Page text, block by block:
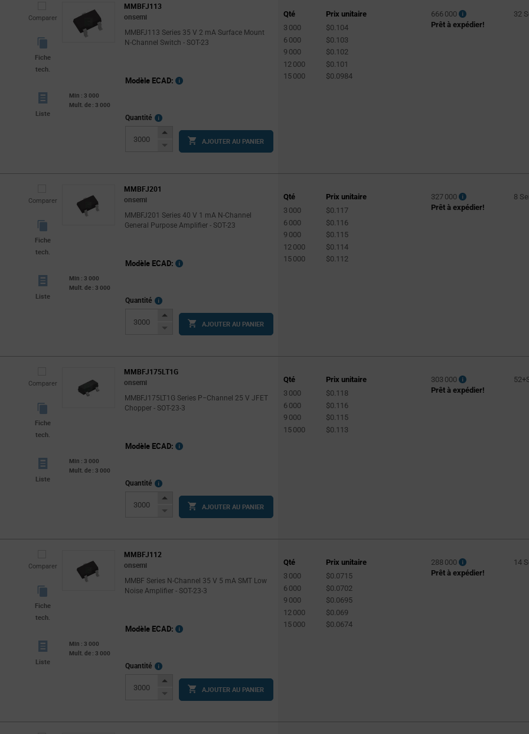
Comparer
Fiche
tech.
MMBFJ113
onsemi
MMBFJ113 Series 35 V 2 mA Surface Mount
N-Channel Switch - SOT-23
Liste
Min : 3 000
Mult. de : 3 000
Modèle ECAD:
Quantité
More
InfoIncrease
Button
Decrease
AJOUTER AU PANIER
Qté
Prix unitaire
3 000
$0.104
6 000
$0.103
9 000
$0.102
12 000
$0.101
15 000
$0.0984
666 000
Prêt à expédier!
32
Comparer
Fiche
tech.
MMBFJ201
onsemi
MMBFJ201 Series 40 V 1 mA N-Channel
General Purpose Amplifier - SOT-23
Liste
Min : 3 000
Mult. de : 3 000
Modèle ECAD:
Quantité
More
InfoIncrease
Button
Decrease
AJOUTER AU PANIER
Qté
Prix unitaire
3 000
$0.117
6 000
$0.116
9 000
$0.115
12 000
$0.114
15 000
$0.112
327 000
Prêt à expédier!
8
Comparer
Fiche
tech.
MMBFJ175LT1G
onsemi
MMBFJ175LT1G Series P−Channel 25 V JFET
Chopper - SOT-23-3
Liste
Min : 3 000
Mult. de : 3 000
Modèle ECAD:
Quantité
More
InfoIncrease
Button
Decrease
AJOUTER AU PANIER
Qté
Prix unitaire
3 000
$0.118
6 000
$0.116
9 000
$0.115
15 000
$0.113
303 000
Prêt à expédier!
Comparer
Fiche
tech.
MMBFJ112
onsemi
MMBF Series N-Channel 35 V 5 mA SMT Low
Noise Amplifier - SOT-23-3
Liste
Min : 3 000
Mult. de : 3 000
Modèle ECAD:
Quantité
More
InfoIncrease
Button
Decrease
AJOUTER AU PANIER
Qté
Prix unitaire
3 000
$0.0715
6 000
$0.0702
9 000
$0.0695
12 000
$0.069
15 000
$0.0674
288 000
Prêt à expédier!
14